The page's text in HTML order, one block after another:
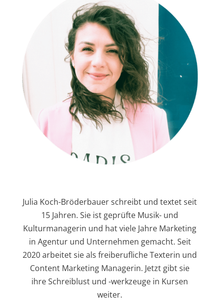
Julia Koch-Bröderbauer schreibt und textet seit
15 Jahren. Sie ist geprüfte Musik- und
Kulturmanagerin und hat viele Jahre Marketing
in Agentur und Unternehmen gemacht. Seit
2020 arbeitet sie als freiberufliche Texterin und
Content Marketing Managerin. Jetzt gibt sie
ihre Schreiblust und -werkzeuge in Kursen
weiter.